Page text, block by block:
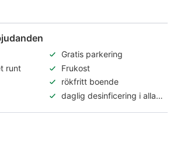
Gratis parkering
runt
Frukost
rökfritt boende
daglig desinficering i alla